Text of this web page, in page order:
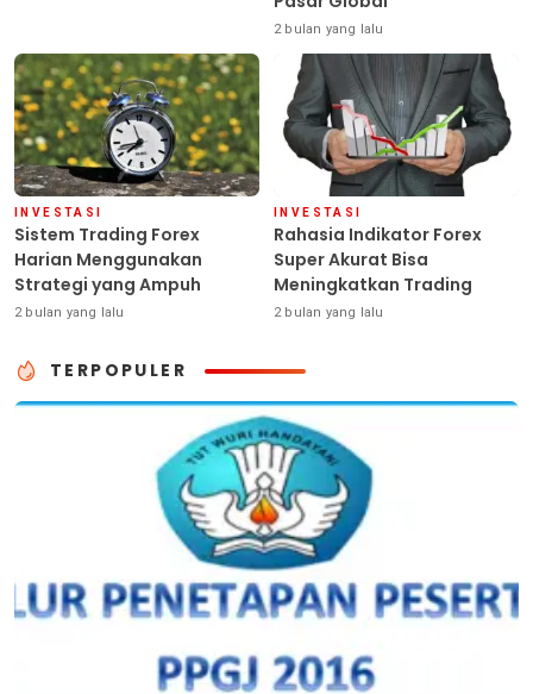
2 bulan yang lalu
INVESTASI
Sistem Trading Forex
Harian Menggunakan
Strategi yang Ampuh
2 bulan yang lalu
INVESTASI
Rahasia Indikator Forex
Super Akurat Bisa
Meningkatkan Trading
2 bulan yang lalu
TERPOPULER